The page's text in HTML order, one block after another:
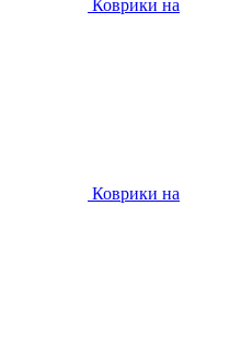
Коврики на
Коврики на